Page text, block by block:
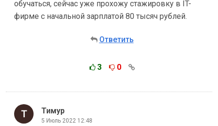
обучаться, сейчас уже прохожу стажировку в IT-
фирме с начальной зарплатой 80 тысяч рублей.
Ответить
3 0
Тимур
5 Июль 2022 12:48